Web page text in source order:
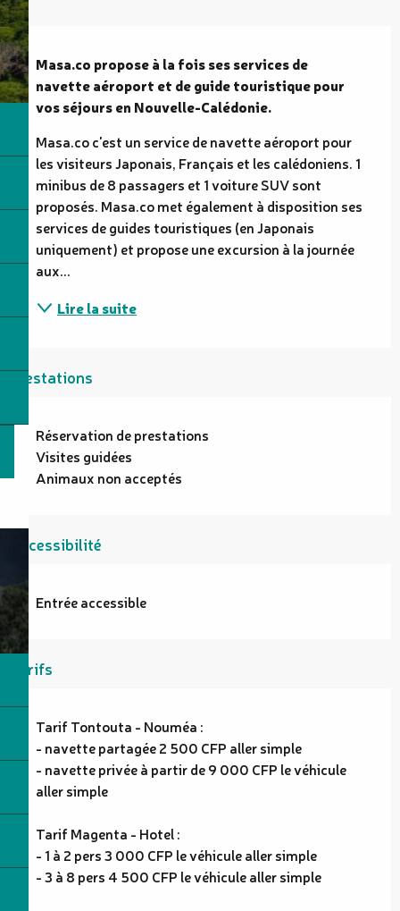
Description
Masa.co propose à la fois ses services de
navette aéroport et de guide touristique pour
vos séjours en Nouvelle-Calédonie.
Masa.co c'est un service de navette aéroport pour
les visiteurs Japonais, Français et les calédoniens. 1
minibus de 8 passagers et 1 voiture SUV sont
proposés. Masa.co met également à disposition ses
services de guides touristiques (en Japonais
uniquement) et propose une excursion à la journée
aux...
Lire la suite
Prestations
Réservation de prestations
Visites guidées
Animaux non acceptés
Accessibilité
Entrée accessible
Tarifs
Tarif Tontouta - Nouméa :
- navette partagée 2 500 CFP aller simple
- navette privée à partir de 9 000 CFP le véhicule
aller simple
Tarif Magenta - Hotel :
- 1 à 2 pers 3 000 CFP le véhicule aller simple
- 3 à 8 pers 4 500 CFP le véhicule aller simple